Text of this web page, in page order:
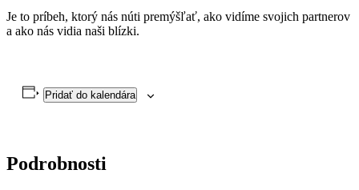
Je to príbeh, ktorý nás núti premýšľať, ako vidíme svojich partnerov
a ako nás vidia naši blízki.
Pridať do kalendára
Podrobnosti